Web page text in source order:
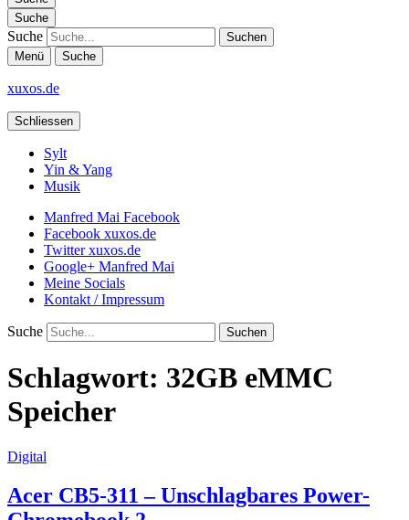
Suche
Suche
Menü Suche
xuxos.de
Schliessen
Sylt
Yin & Yang
Musik
Manfred Mai Facebook
Facebook xuxos.de
Twitter xuxos.de
Google+ Manfred Mai
Meine Socials
Kontakt / Impressum
Suche
Schlagwort: 32GB eMMC
Speicher
Digital
Acer CB5-311 – Unschlagbares Power-